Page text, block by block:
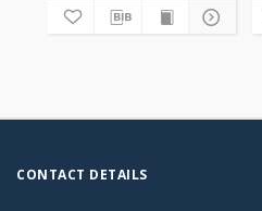
CONTACT DETAILS